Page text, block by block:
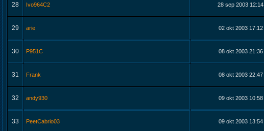
28 Ivo964C2 28 sep 2003 12:14
29 arie 02 okt 2003 17:12
30 P951C 08 okt 2003 21:36
31 Frank 08 okt 2003 22:47
32 andy930 09 okt 2003 10:58
33 PeetCabrio03 09 okt 2003 13:54